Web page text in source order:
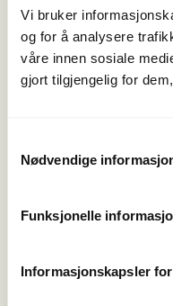
Vi bruker
og for å analysere
våre innen sosiale
gjort tilgjengelig for
Nødvendige
Funksjonelle
Informasjonskapsler
For presse
Våre ansatte
Friluftlivets uke
Personvern og